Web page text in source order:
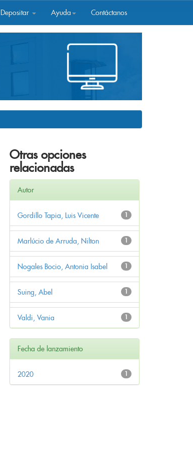
Depositar Ayuda Contáctanos
Otras opciones
relacionadas
Autor
1
Gordillo Tapia, Luis Vicente
1
Marlúcio de Arruda, Nilton
1
Nogales Bocio, Antonia Isabel
1
Suing, Abel
1
Valdi, Vania
Fecha de lanzamiento
1
2020